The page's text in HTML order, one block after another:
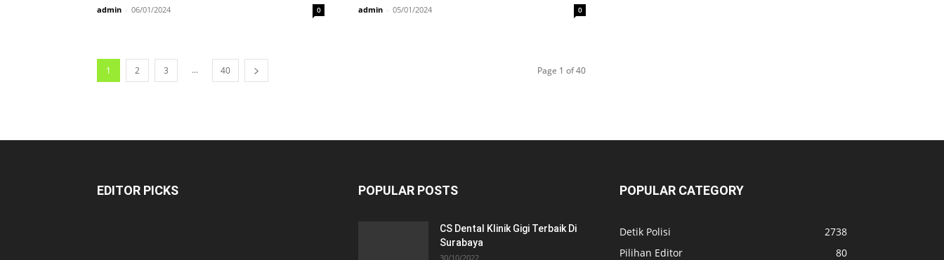
admin - 06/01/2024 0 admin - 05/01/2024 0
1 2 3 ... 40 Page 1 of 40
EDITOR PICKS POPULAR POSTS
CS Dental Klinik Gigi Terbaik Di
Surabaya
30/10/2022
POPULAR CATEGORY
Detik Polisi
2738
Pilihan Editor
80